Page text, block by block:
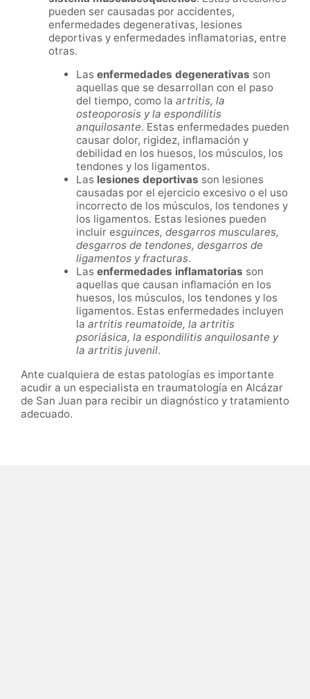
pueden ser causadas por accidentes,
enfermedades degenerativas, lesiones
deportivas y enfermedades inflamatorias, entre
otras.
Las enfermedades degenerativas son
aquellas que se desarrollan con el paso
del tiempo, como la artritis, la
osteoporosis y la espondilitis
anquilosante. Estas enfermedades pueden
causar dolor, rigidez, inflamación y
debilidad en los huesos, los músculos, los
tendones y los ligamentos.
Las lesiones deportivas son lesiones
causadas por el ejercicio excesivo o el uso
incorrecto de los músculos, los tendones y
los ligamentos. Estas lesiones pueden
incluir esguinces, desgarros musculares,
desgarros de tendones, desgarros de
ligamentos y fracturas.
Las enfermedades inflamatorias son
aquellas que causan inflamación en los
huesos, los músculos, los tendones y los
ligamentos. Estas enfermedades incluyen
la artritis reumatoide, la artritis
psoriásica, la espondilitis anquilosante y
la artritis juvenil.
Ante cualquiera de estas patologías es importante
acudir a un especialista en traumatología en Alcázar
de San Juan para recibir un diagnóstico y tratamiento
adecuado.